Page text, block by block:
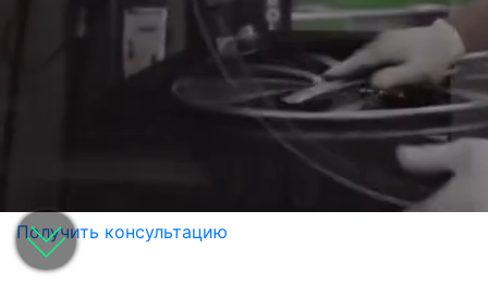
Получить консультацию